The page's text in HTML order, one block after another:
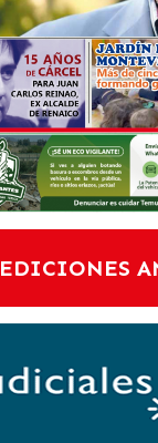
EDICIONES